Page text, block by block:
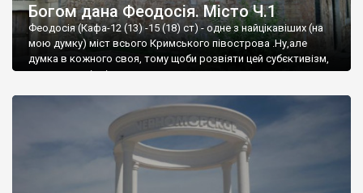
Богом дана Феодосія. Місто Ч.1
Феодосія (Кафа-12 (13) -15 (18) ст) - одне з найцікавіших (на
мою думку) міст всього Кримського півострова .Ну,але
думка в кожного своя, тому щоби розвіяти цей субєктивізм,
запрошую відвідати це